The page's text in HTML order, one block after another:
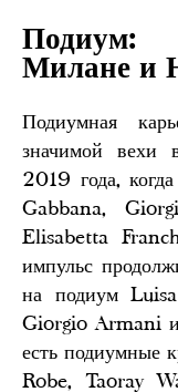
Милане и
Подиумная
значимой вехи
2019 года,
Gabbana,
Elisabetta
импульс
на подиум
Giorgio Armani
есть подиумные
Robe, Taoray